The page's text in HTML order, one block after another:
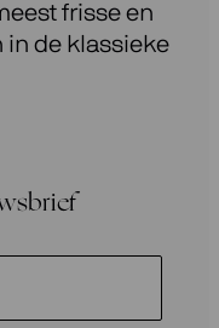
frisse en
in de klassieke